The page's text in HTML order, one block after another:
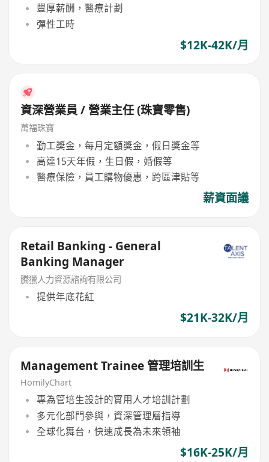
豐厚薪酬，醫療計劃
彈性工時
$12K-42K/月
資深營業員 / 營業主任 (珠寶零售)
萬福珠寶
勤工獎金，每月定額獎金，假日獎金等
高達15天年假，生日假，婚假等
醫療保險，員工購物優惠，跨區津貼等
薪資面議
Retail Banking - General
Banking Manager
騰獵人力資源諮詢有限公司
提供年底花紅
$21K-32K/月
Management Trainee 管理培訓生
HomilyChart
專為管培生設計的實用人才培訓計劃
多元化部門參與，資深管理層指導
全球化舞台，快速成長為未來領袖
$16K-25K/月